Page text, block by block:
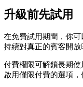
升級前先試用
在免費試用期間，你
持續對真正的賓客開放
付費權限可解鎖長期
啟用僅限付費的選項，